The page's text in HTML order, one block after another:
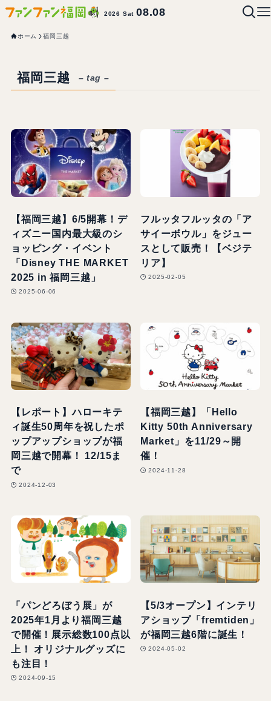
2026 Sat08.08
ホーム 福岡三越
福岡三越 – tag –
【福岡三越】6/5開幕！デ
ィズニー国内最大級のシ
ョッピング・イベント
「Disney THE MARKET
2025 in 福岡三越」
2025-06-06
フルッタフルッタの「ア
サイーボウル」をジュー
スとして販売！【ベジテ
リア】
2025-02-05
【レポート】ハローキテ
ィ誕生50周年を祝したポ
ップアップショップが福
岡三越で開幕！ 12/15ま
で
2024-12-03
【福岡三越】「Hello
Kitty 50th Anniversary
Market」を11/29～開
催！
2024-11-28
「パンどろぼう展」が
2025年1月より福岡三越
で開催！展示総数100点以
上！ オリジナルグッズに
も注目！
2024-09-15
【5/3オープン】インテリ
アショップ「fremtiden」
が福岡三越6階に誕生！
2024-05-02